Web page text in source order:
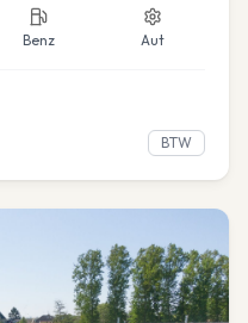
Benz Aut
BTW